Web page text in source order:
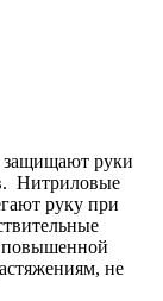
защищают руки
Нитриловые
руку при
повышенной
не